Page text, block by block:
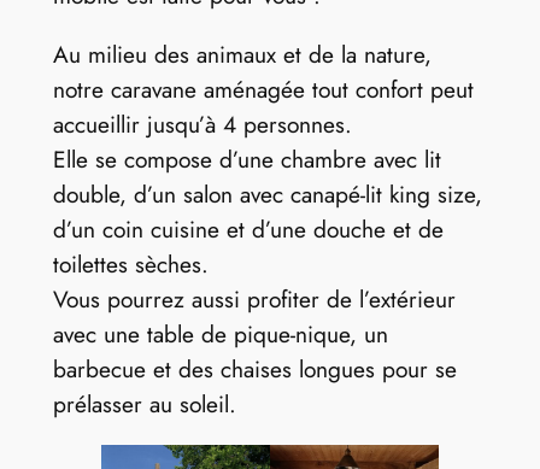
Au milieu des animaux et de la nature,
notre caravane aménagée tout confort peut
accueillir jusqu’à 4 personnes.
Elle se compose d’une chambre avec lit
double, d’un salon avec canapé-lit king size,
d’un coin cuisine et d’une douche et de
toilettes sèches.
Vous pourrez aussi profiter de l’extérieur
avec une table de pique-nique, un
barbecue et des chaises longues pour se
prélasser au soleil.